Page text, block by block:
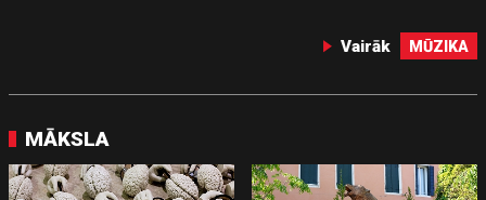
Vairāk MŪZIKA
MĀKSLA